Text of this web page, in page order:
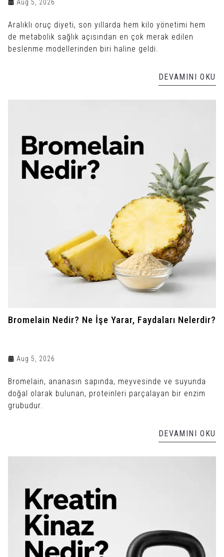
Aug 5, 2026
Aralıklı oruç diyeti, son yıllarda hem kilo yönetimi hem
de metabolik sağlık açısından en çok merak edilen
beslenme modellerinden biri haline geldi.
DEVAMINI OKU
Bromelain Nedir? Ne İşe Yarar, Faydaları Nelerdir?
Aug 5, 2026
Bromelain, ananasın sapında, meyvesinde ve suyunda
doğal olarak bulunan, proteinleri parçalayan bir enzim
grubudur.
DEVAMINI OKU